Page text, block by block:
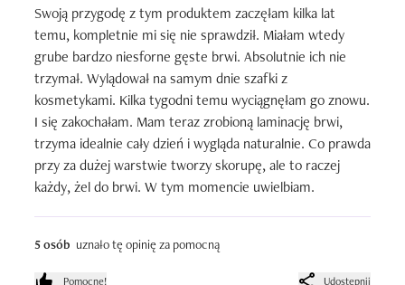
Swoją przygodę z tym produktem zaczęłam kilka lat
temu, kompletnie mi się nie sprawdził. Miałam wtedy
grube bardzo niesforne gęste brwi. Absolutnie ich nie
trzymał. Wylądował na samym dnie szafki z
kosmetykami. Kilka tygodni temu wyciągnęłam go znowu.
I się zakochałam. Mam teraz zrobioną laminację brwi,
trzyma idealnie cały dzień i wygląda naturalnie. Co prawda
przy za dużej warstwie tworzy skorupę, ale to raczej
każdy, żel do brwi. W tym momencie uwielbiam.
5 osób uznało tę opinię za pomocną
Pomocne! Udostępnij